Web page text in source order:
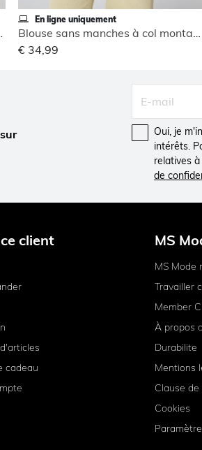
En ligne uniquement
Blouse sans manches à col montant
€ 34,99
Oui, je
intérêts.
relatives
de
client
cadeau
MS
MS Mode
Travailler
Member
À propos
Durabilite
Mentions
Clause
Cookies